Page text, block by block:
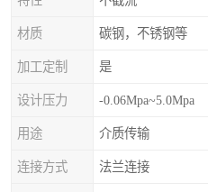
材质 碳钢，不锈钢等
加工定制 是
设计压力 -0.06Mpa~5.0Mpa
用途 介质传输
连接方式 法兰连接